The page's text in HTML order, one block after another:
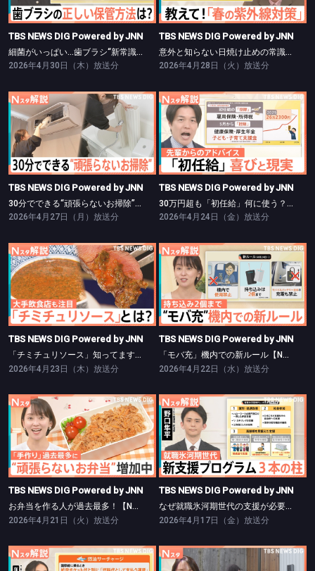
TBS NEWS DIG Powered by JNN
細菌がいっぱい…歯ブラシ“新常識”【Nスタ】
2026年4月30日（木）放送分
TBS NEWS DIG Powered by JNN
意外と知らない日焼け止めの常識【Nスタ】
2026年4月28日（火）放送分
TBS NEWS DIG Powered by JNN
30分でできる“頑張らないお掃除”【Nスタ】
TBS NEWS DIG Powered by JNN
30分でできる“頑張らないお掃除”【Nスタ】
2026年4月27日（月）放送分
TBS NEWS DIG Powered by JNN
30万円超も「初任給」何に使う？【Nスタ】
TBS NEWS DIG Powered by JNN
30万円超も「初任給」何に使う？【Nスタ】
2026年4月24日（金）放送分
TBS NEWS DIG Powered by JNN
「チミチュリソース」知ってますか？【Nスタ】
TBS NEWS DIG Powered by JNN
「チミチュリソース」知ってますか？【Nスタ】
2026年4月23日（木）放送分
TBS NEWS DIG Powered by JNN
「モバ充」機内での新ルール【Nスタ】
TBS NEWS DIG Powered by JNN
「モバ充」機内での新ルール【Nスタ】
2026年4月22日（水）放送分
TBS NEWS DIG Powered by JNN
お弁当を作る人が過去最多！【Nスタ】
TBS NEWS DIG Powered by JNN
お弁当を作る人が過去最多！【Nスタ】
2026年4月21日（火）放送分
TBS NEWS DIG Powered by JNN
TBS NEWS DIG Powered by JNN
なぜ就職氷河期世代の支援が必要？【Nスタ】
2026年4月17日（金）放送分